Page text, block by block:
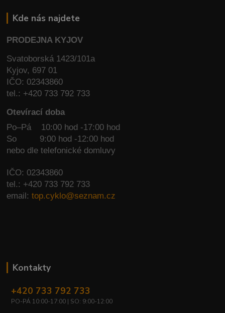
Kde nás najdete
PRODEJNA KYJOV
Svatoborská 1423/101a
Kyjov, 697 01
IČO: 02343860
tel.: +420 733 792 733
Otevírací doba
Po–Pá 10:00 hod -17:00 hod
So
9:00 hod -12:00 hod
nebo dle telefonické domluvy
IČO: 02343860
tel.: +420 733 792 733
email:top.cyklo@seznam.cz
Kontakty
+420 733 792 733
PO-PÁ 10:00-17:00 | SO: 9:00-12:00